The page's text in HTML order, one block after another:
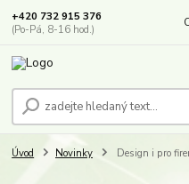
+420 732 915 376
(Po-Pá, 8-16 hod.)
Úvod Novinky Design i pro